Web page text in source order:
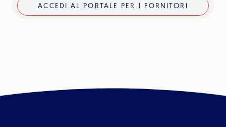
ACCEDI AL PORTALE PER I FORNITORI